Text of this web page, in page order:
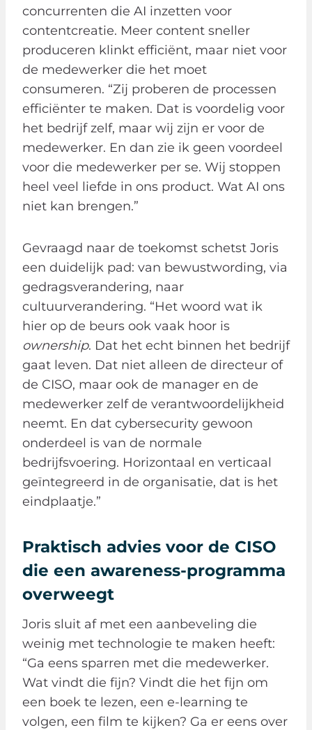
concurrenten die AI inzetten voor
contentcreatie. Meer content sneller
produceren klinkt efficiënt, maar niet voor
de medewerker die het moet
consumeren. “Zij proberen de processen
efficiënter te maken. Dat is voordelig voor
het bedrijf zelf, maar wij zijn er voor de
medewerker. En dan zie ik geen voordeel
voor die medewerker per se. Wij stoppen
heel veel liefde in ons product. Wat AI ons
niet kan brengen.”
Gevraagd naar de toekomst schetst Joris
een duidelijk pad: van bewustwording, via
gedragsverandering, naar
cultuurverandering. “Het woord wat ik
hier op de beurs ook vaak hoor is
ownership. Dat het echt binnen het bedrijf
gaat leven. Dat niet alleen de directeur of
de CISO, maar ook de manager en de
medewerker zelf de verantwoordelijkheid
neemt. En dat cybersecurity gewoon
onderdeel is van de normale
bedrijfsvoering. Horizontaal en verticaal
geïntegreerd in de organisatie, dat is het
eindplaatje.”
Praktisch advies voor de CISO
die een awareness-programma
overweegt
Joris sluit af met een aanbeveling die
weinig met technologie te maken heeft:
“Ga eens sparren met die medewerker.
Wat vindt die fijn? Vindt die het fijn om
een boek te lezen, een e-learning te
volgen, een film te kijken? Ga er eens over